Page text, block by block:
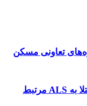
تعاونی مسکن
آفت‌کش‌ها با افزایش خطر ابتلا به ALS مرتبط